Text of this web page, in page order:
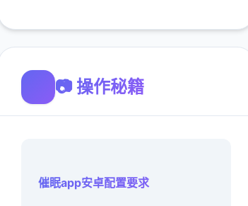
📷 操作秘籍
催眠app安卓配置要求